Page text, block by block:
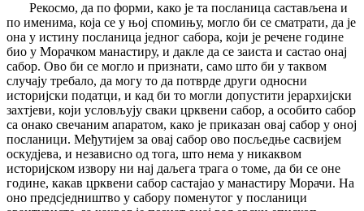
Рекосмо, да по форми, како је та посланица састављена и
по именима, која се у њој спомињу, могло би се сматрати, да је
она у истину посланица једног сабора, који је речене године
био у Морачком манастиру, и дакле да се заиста и састао онај
сабор. Ово би се могло и признати, само што би у таквом
случају требало, да могу то да потврде други односни
историјски податци, и кад би то могли допустити јерархијски
захтјеви, који условљују сваки црквени сабор, а особито сабор
са онако свечаним апаратом, како је приказан овај сабор у оној
посланици. Међутијем за овај сабор ово посљедње сасвијем
оскудјева, и независно од тога, што нема у никаквом
историјском извору ни нај даљега трага о томе, да би се оне
године, какав црквени сабор састајао у манастиру Морачи. На
оно предсједништво у сабору поменутог у посланици